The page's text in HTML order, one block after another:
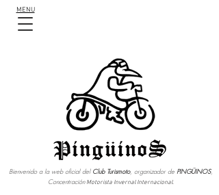
MENU
Bienvenido a la web oficial del Club Turismoto, organizador de PINGÜINOS,
ConcentraciónMotorista Invernal Internacional.